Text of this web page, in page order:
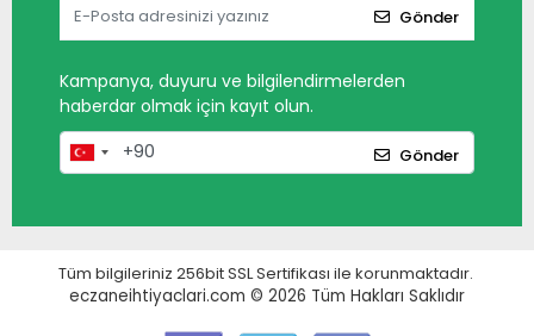
Gönder
Kampanya, duyuru ve bilgilendirmelerden
haberdar olmak için kayıt olun.
Gönder
Tüm bilgileriniz 256bit SSL Sertifikası ile korunmaktadır.
eczaneihtiyaclari.com © 2026 Tüm Hakları Saklıdır